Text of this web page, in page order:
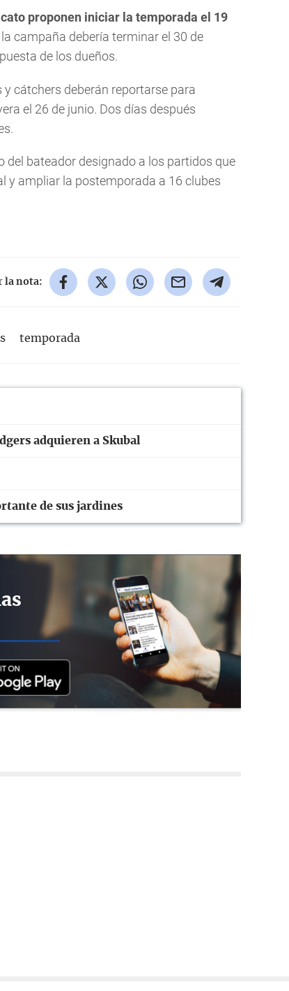
proponen iniciar la temporada el 19
campaña debería terminar el 30 de
de los dueños.
cátchers deberán reportarse para
el 26 de junio. Dos días después
del bateador designado a los partidos que
y ampliar la postemporada a 16 clubes
la nota:
temporada
adquieren a Skubal
de sus jardines